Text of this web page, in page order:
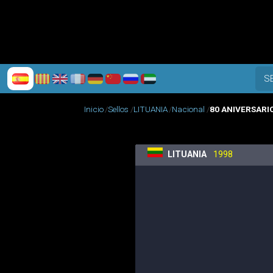
Inicio Sellos LITUANIA Nacional 80
LITUANIA 1998